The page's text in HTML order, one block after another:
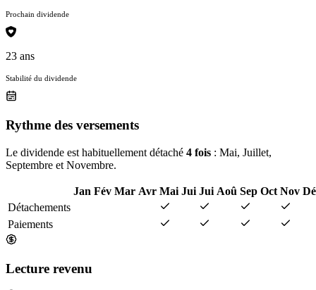
Prochain dividende
23 ans
Stabilité du dividende
Rythme des versements
Le dividende est habituellement détaché 4 fois : Mai, Juillet,
Septembre et Novembre.
Jan Fév Mar Avr Mai Jui Jui Aoû Sep Oct Nov
Détachements
Paiements
Lecture revenu